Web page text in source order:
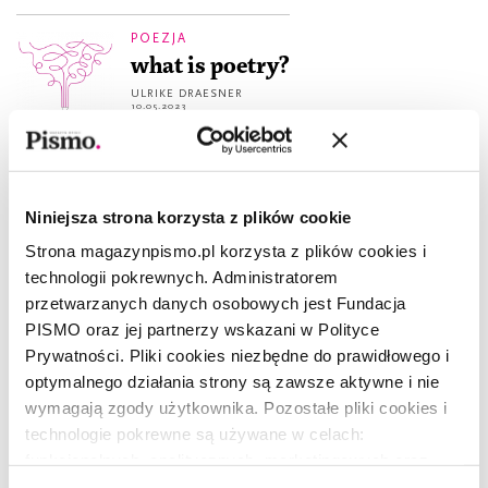
Niniejsza strona korzysta z plików cookie
Strona magazynpismo.pl korzysta z plików cookies i
technologii pokrewnych. Administratorem
przetwarzanych danych osobowych jest Fundacja
PISMO oraz jej partnerzy wskazani w Polityce
Prywatności. Pliki cookies niezbędne do prawidłowego i
optymalnego działania strony są zawsze aktywne i nie
wymagają zgody użytkownika. Pozostałe pliki cookies i
technologie pokrewne są używane w celach:
POEZJA
what is poetry?
ULRIKE DRAESNER
10.05.2023
POEZJA
ANJA KAMPMANN
OPOWIADANIE
Miło jest, gdy wszyscy są
grzeczni
ANIA BAS
POEZJA
Dyskretny urok kóz